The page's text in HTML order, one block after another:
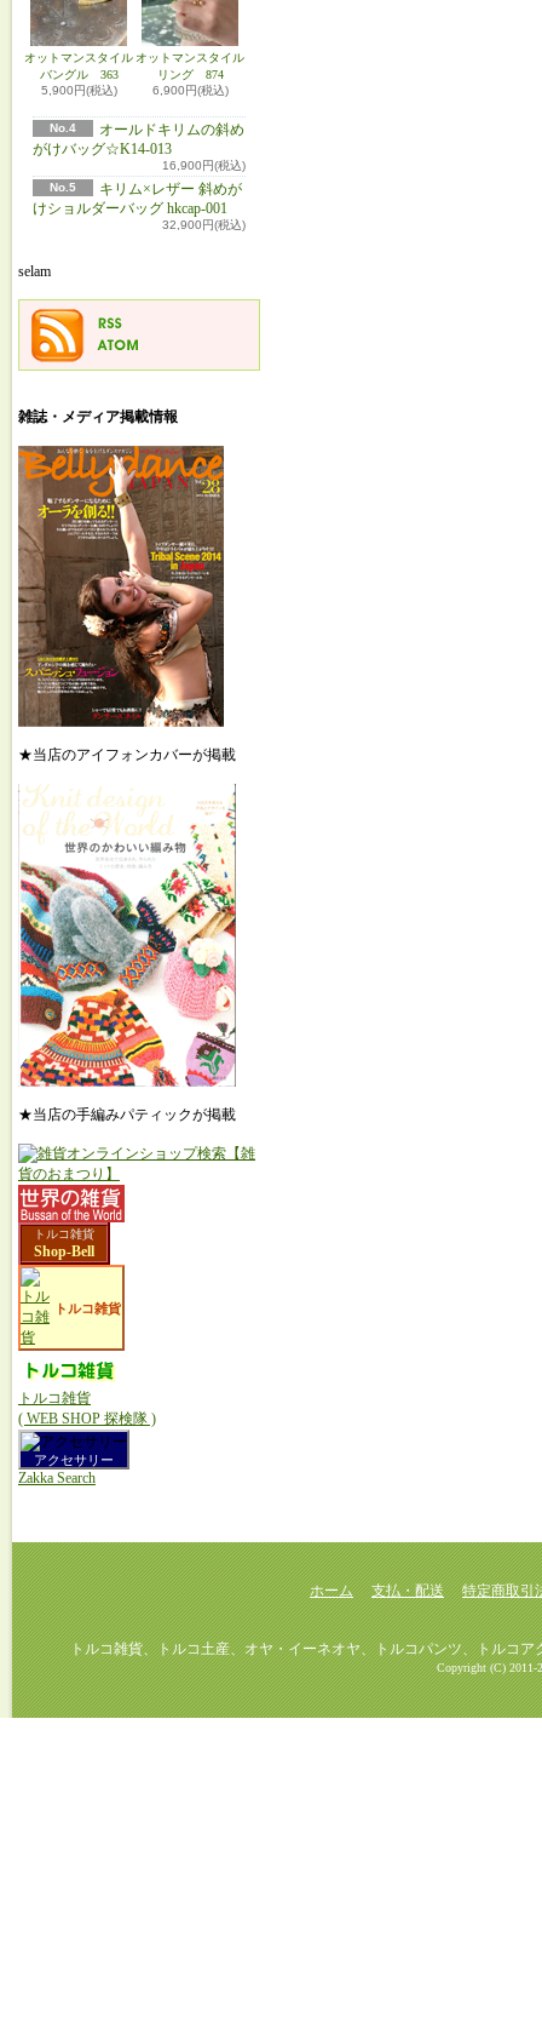
オットマンスタイル
バングル 363
5,900円(税込)
オットマンスタイル
リング 874
6,900円(税込)
No.4
オールドキリムの斜め
がけバッグ☆K14-013
16,900円(税込)
No.5
キリム×レザー 斜めが
けショルダーバッグ hkcap-001
32,900円(税込)
selam
雑誌・メディア掲載情報
★当店のアイフォンカバーが掲載
★当店の手編みパティックが掲載
トルコ雑貨
Shop-Bell
トルコ雑貨
トルコ雑貨
( WEB SHOP 探検隊 )
アクセサリー
Zakka Search
ホーム 支払・配送 特定商取引
トルコ雑貨、トルコ土産、オヤ・イーネオヤ、トルコパンツ、トルコアク
Copyright (C) 2011-